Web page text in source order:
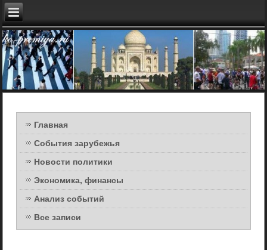
Главная
События зарубежья
Новости политики
Экономика, финансы
Анализ событий
Все записи